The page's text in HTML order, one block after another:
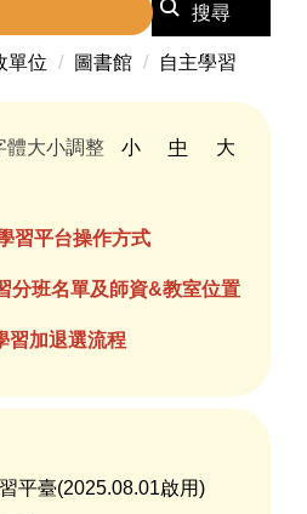
搜尋
單位 圖書館 自主學習
體大小調整 小 中
大
習平台操作方式
分班名單及師資&教室位置
習加退選流程
平臺(2025.08.01啟用)